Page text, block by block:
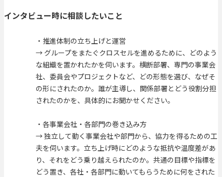
インタビュー時に相談したいこと
・推進体制の立ち上げと運営
→ グループをまたぐクロスセルを進めるために、どのよう
な組織を置かれたかを伺います。横断部署、専門の事業会
社、委員会やプロジェクトなど、どの形態を選び、なぜそ
の形にされたのか。誰が主導し、関係部署とどう役割分担
されたのかを、具体的にお聞かせください。
・各事業会社・各部門の巻き込み方
→ 独立して動く事業会社や部門から、協力を得るための工
夫を伺います。立ち上げ時にどのような抵抗や温度差があ
り、それをどう乗り越えられたのか。共通の目標や指標を
どう置き、各社・各部門に動いてもらうために何をされた